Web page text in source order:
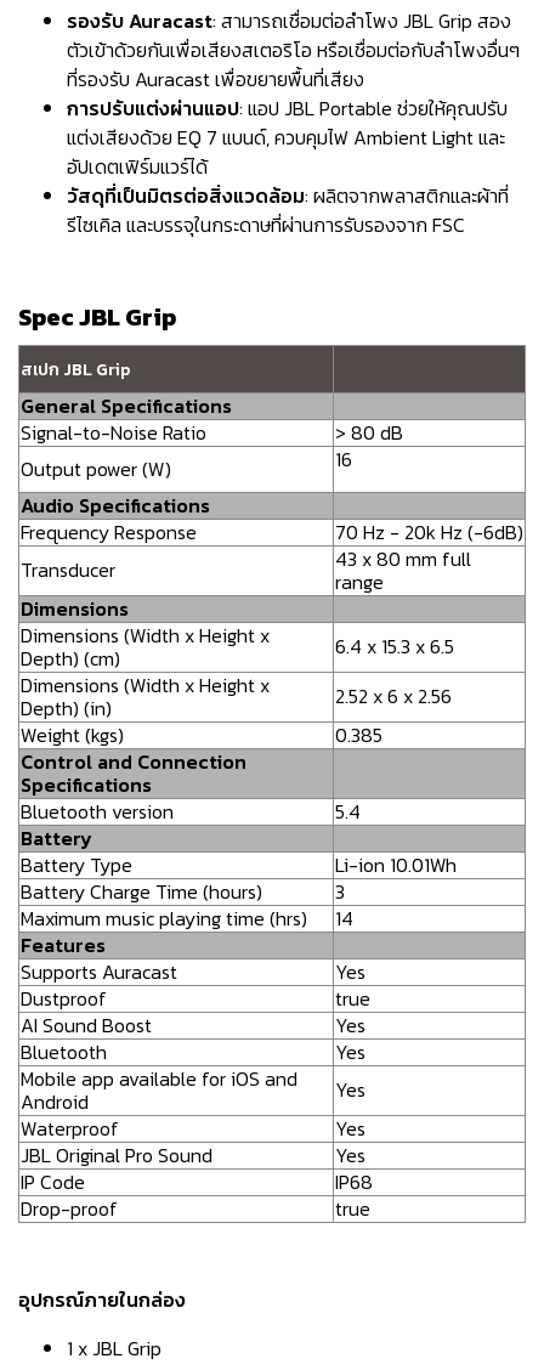
รองรับ Auracast: สามารถเชื่อมต่อลำโพง JBL Grip สอง
ตัวเข้าด้วยกันเพื่อเสียงสเตอริโอ หรือเชื่อมต่อกับลำโพงอื่นๆ
ที่รองรับ Auracast เพื่อขยายพื้นที่เสียง
การปรับแต่งผ่านแอป: แอป JBL Portable ช่วยให้คุณปรับ
แต่งเสียงด้วย EQ 7 แบนด์, ควบคุมไฟ Ambient Light และ
อัปเดตเฟิร์มแวร์ได้
วัสดุที่เป็นมิตรต่อสิ่งแวดล้อม: ผลิตจากพลาสติกและผ้าที่
รีไซเคิล และบรรจุในกระดาษที่ผ่านการรับรองจาก FSC
Spec JBL Grip
สเปก JBL Grip
General Specifications
Signal-to-Noise Ratio
> 80 dB
Output power (W)
16
Audio Specifications
Frequency Response
70 Hz - 20k Hz (-6dB)
Transducer
43 x 80 mm full
range
Dimensions
Dimensions (Width x Height x
Depth) (cm)
6.4 x 15.3 x 6.5
Dimensions (Width x Height x
Depth) (in)
2.52 x 6 x 2.56
Weight (kgs)
0.385
Control and Connection
Specifications
Bluetooth version
5.4
Battery
Battery Type
Li-ion 10.01Wh
Battery Charge Time (hours)
3
Maximum music playing time (hrs)
14
Features
Supports Auracast
Yes
Dustproof
true
AI Sound Boost
Yes
Bluetooth
Yes
Mobile app available for iOS and
Android
Yes
Waterproof
Yes
JBL Original Pro Sound
Yes
IP Code
IP68
Drop-proof
true
อุปกรณ์ภายในกล่อง
1 x JBL Grip